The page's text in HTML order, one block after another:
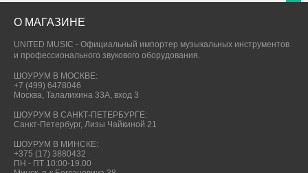
О МАГАЗИНЕ
UNITED MUSIC - Официальный импортер музыкальных инструментов
и профессионального звукового оборудования.
ШОУРУМ В МОСКВЕ:
+7 (499) 6478046
Москва, Талалихина 33А, вход 3
ШОУРУМ В САНКТ-ПЕТЕРБУРГЕ:
Санкт-Петербург, Лизы Чайкиной 21
ШОУРУМ В МИНСКЕ:
+375 (17) 3880432
ПН - ПТ 10:00-19.00